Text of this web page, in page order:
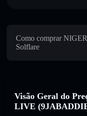
Como comprar
Solflare
Visão Geral do
LIVE